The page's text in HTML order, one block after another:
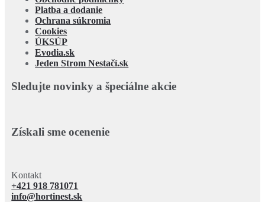
Platba a dodanie
Ochrana súkromia
Cookies
ÚKSÚP
Evodia.sk
Jeden Strom Nestačí.sk
Sledujte novinky a špeciálne akcie
Získali sme ocenenie
Kontakt
+421 918 781071
info@hortinest.sk